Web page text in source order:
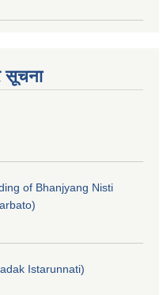
सूचना
of Bhanjyang Nisti
Istarunnati)